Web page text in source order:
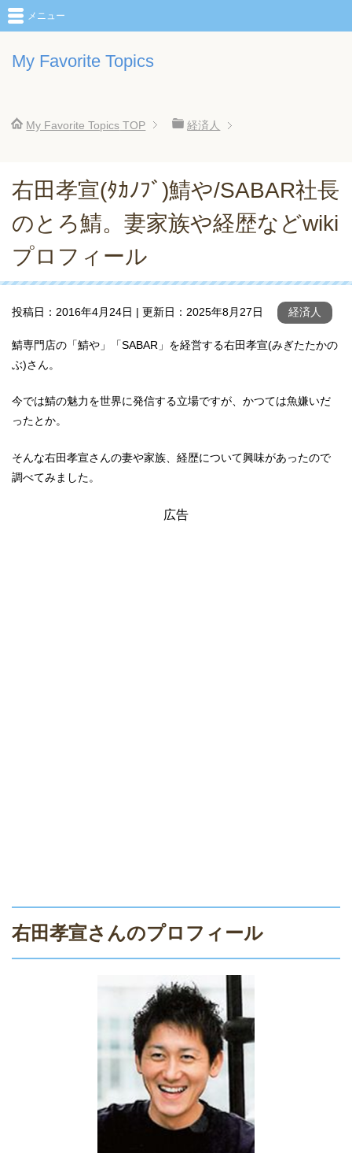
My Favorite Topics
メニュー
My Favorite Topics TOP 経済人
右田孝宣(ﾀｶﾉﾌﾞ)鯖や/SABAR社長
のとろ鯖。妻家族や経歴などwiki
プロフィール
投稿日： 2016年4月24日 | 更新日： 2025年8月27日 経済人
鯖専門店の「鯖や」「SABAR」を経営する右田孝宣(みぎたたかの
ぶ)さん。
今では鯖の魅力を世界に発信する立場ですが、かつては魚嫌いだ
ったとか。
そんな右田孝宣さんの妻や家族、経歴について興味があったので
調べてみました。
広告
右田孝宣さんのプロフィール